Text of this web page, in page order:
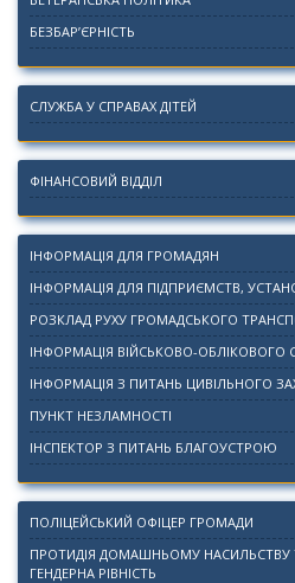
БЕЗБАР’ЄРНІСТЬ
СЛУЖБА У СПРАВАХ ДІТЕЙ
ФІНАНСОВИЙ ВІДДІЛ
ІНФОРМАЦІЯ ДЛЯ ГРОМАДЯН
ІНФОРМАЦІЯ ДЛЯ ПІДПРИЄМСТВ,
РОЗКЛАД РУХУ ГРОМАДСЬКОГО
ІНФОРМАЦІЯ ВІЙСЬКОВО-ОБЛІКОВОГО
ІНФОРМАЦІЯ З ПИТАНЬ ЦИВІЛЬНОГО
ПУНКТ НЕЗЛАМНОСТІ
ІНСПЕКТОР З ПИТАНЬ БЛАГОУСТРОЮ
ПОЛІЦЕЙСЬКИЙ ОФІЦЕР ГРОМАДИ
ПРОТИДІЯ ДОМАШНЬОМУ НАСИЛЬСТВУ
ГЕНДЕРНА РІВНІСТЬ